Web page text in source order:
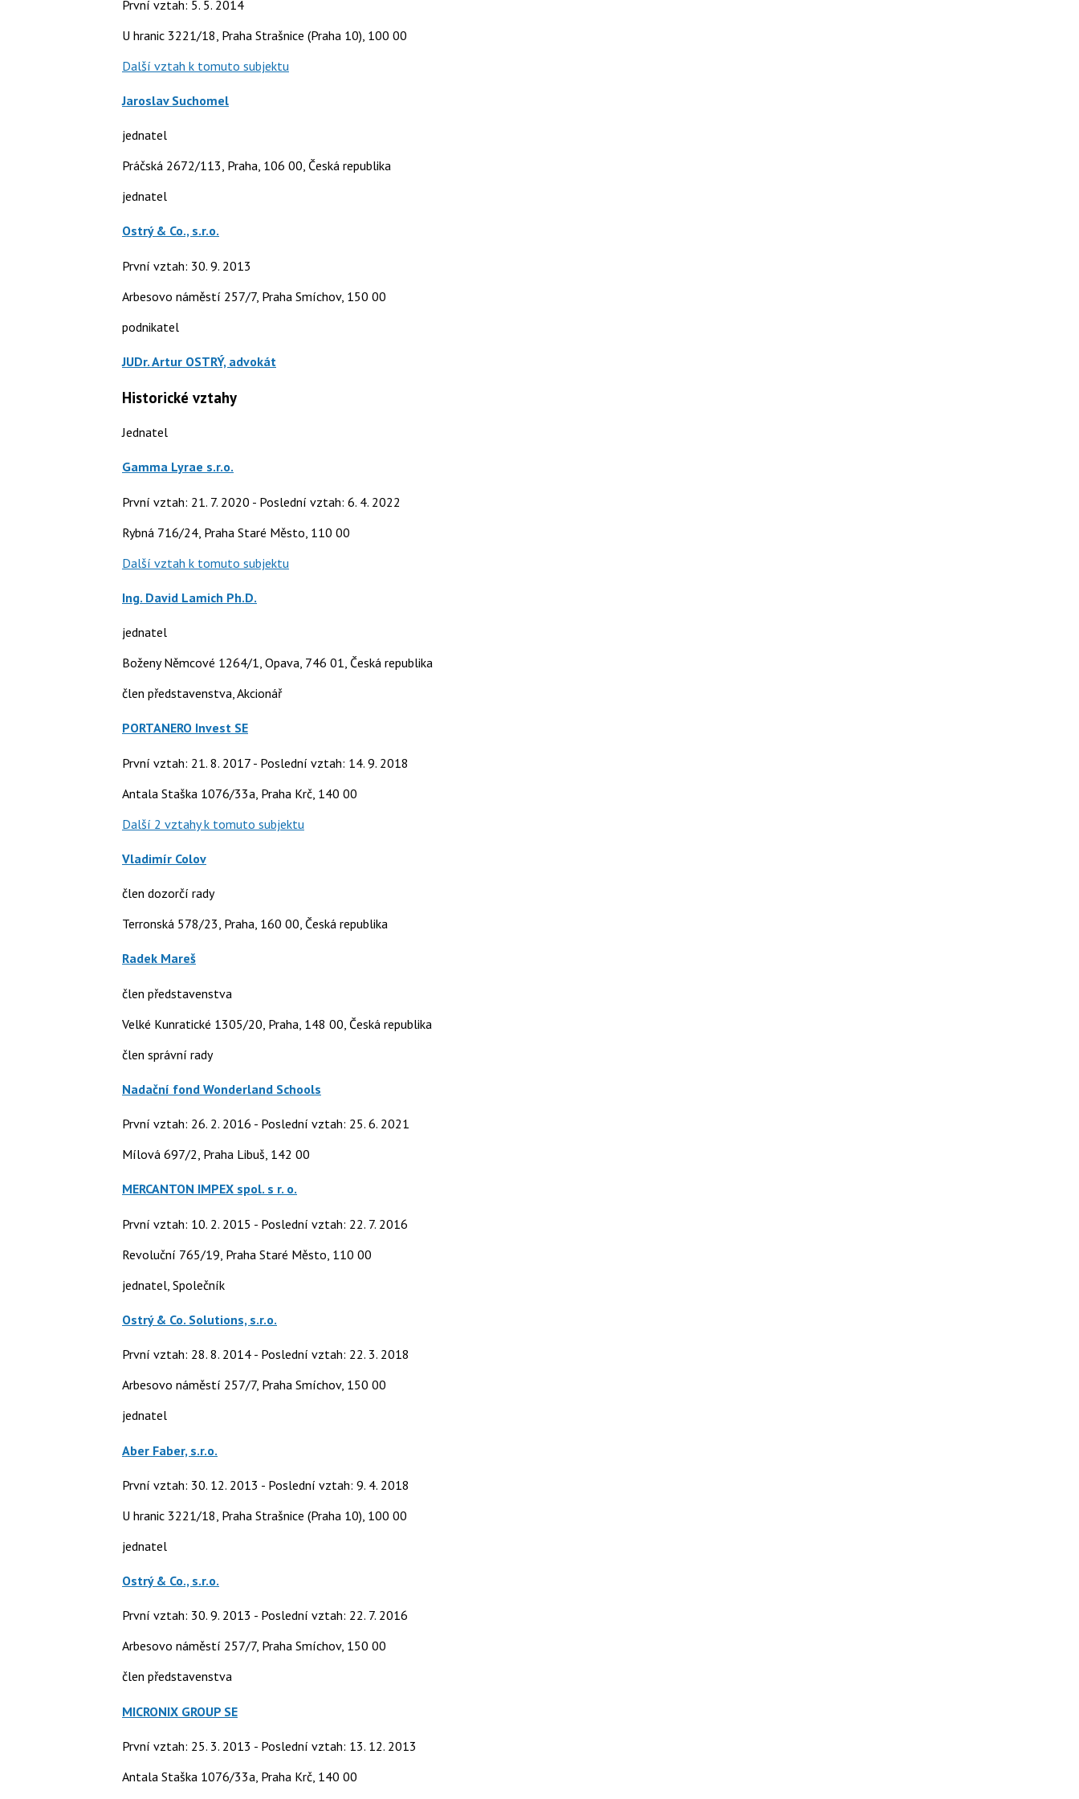
První vztah: 5. 5. 2014
U hranic 3221/18, Praha Strašnice (Praha 10), 100 00
Další vztah k tomuto subjektu
Jaroslav Suchomel
jednatel
Práčská 2672/113, Praha, 106 00, Česká republika
jednatel
Ostrý & Co., s.r.o.
První vztah: 30. 9. 2013
Arbesovo náměstí 257/7, Praha Smíchov, 150 00
podnikatel
JUDr. Artur OSTRÝ, advokát
Historické vztahy
Jednatel
Gamma Lyrae s.r.o.
První vztah: 21. 7. 2020 - Poslední vztah: 6. 4. 2022
Rybná 716/24, Praha Staré Město, 110 00
Další vztah k tomuto subjektu
Ing. David Lamich Ph.D.
jednatel
Boženy Němcové 1264/1, Opava, 746 01, Česká republika
člen představenstva, Akcionář
PORTANERO Invest SE
První vztah: 21. 8. 2017 - Poslední vztah: 14. 9. 2018
Antala Staška 1076/33a, Praha Krč, 140 00
Další 2 vztahy k tomuto subjektu
Vladimír Colov
člen dozorčí rady
Terronská 578/23, Praha, 160 00, Česká republika
Radek Mareš
člen představenstva
Velké Kunratické 1305/20, Praha, 148 00, Česká republika
člen správní rady
Nadační fond Wonderland Schools
První vztah: 26. 2. 2016 - Poslední vztah: 25. 6. 2021
Mílová 697/2, Praha Libuš, 142 00
MERCANTON IMPEX spol. s r. o.
První vztah: 10. 2. 2015 - Poslední vztah: 22. 7. 2016
Revoluční 765/19, Praha Staré Město, 110 00
jednatel, Společník
Ostrý & Co. Solutions, s.r.o.
První vztah: 28. 8. 2014 - Poslední vztah: 22. 3. 2018
Arbesovo náměstí 257/7, Praha Smíchov, 150 00
jednatel
Aber Faber, s.r.o.
První vztah: 30. 12. 2013 - Poslední vztah: 9. 4. 2018
U hranic 3221/18, Praha Strašnice (Praha 10), 100 00
jednatel
Ostrý & Co., s.r.o.
První vztah: 30. 9. 2013 - Poslední vztah: 22. 7. 2016
Arbesovo náměstí 257/7, Praha Smíchov, 150 00
člen představenstva
MICRONIX GROUP SE
První vztah: 25. 3. 2013 - Poslední vztah: 13. 12. 2013
Antala Staška 1076/33a, Praha Krč, 140 00